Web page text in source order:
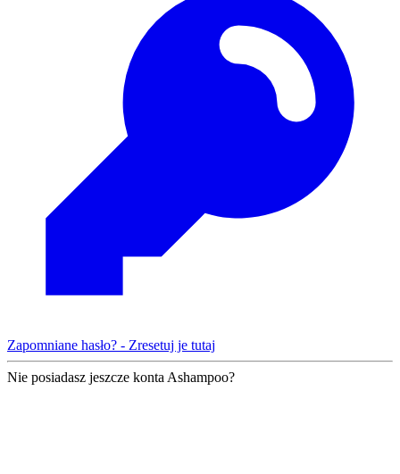
Zapomniane hasło? - Zresetuj je tutaj
Nie posiadasz jeszcze konta Ashampoo?